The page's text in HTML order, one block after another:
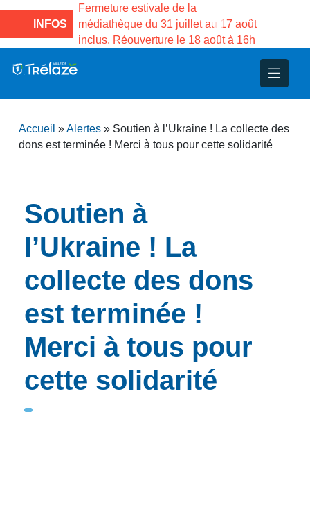
INFOS
la Maison des
de Gama du
Fermeture estivale de la
médiathèque du 31 juillet au 17 août
inclus. Réouverture le 18 août à 16h
et d’animations
Projets
– Jumelage
Accueil »Alertes » Soutien à l’Ukraine ! La collecte des
dons est terminée ! Merci à tous pour cette solidarité
Soutien à
l’Ukraine ! La
collecte des dons
est terminée !
Merci à tous pour
cette solidarité